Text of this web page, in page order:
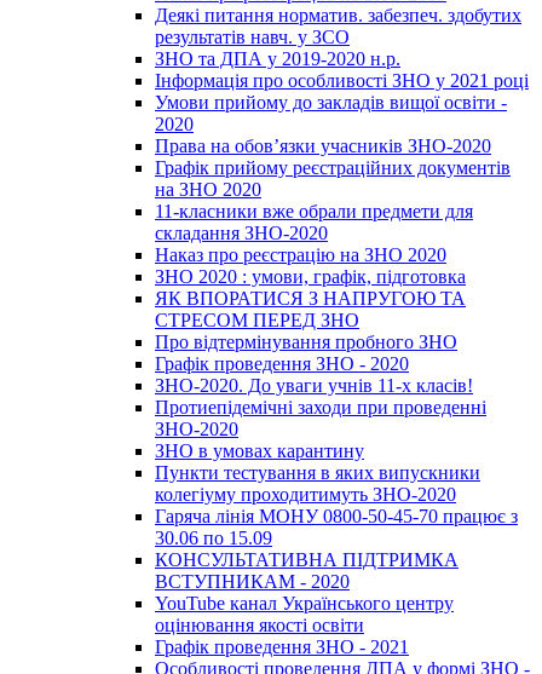
Деякі питання норматив. забезпеч. здобутих
результатів навч. у ЗСО
ЗНО та ДПА у 2019-2020 н.р.
Інформація про особливості ЗНО у 2021 році
Умови прийому до закладів вищої освіти -
2020
Права на обов’язки учасників ЗНО-2020
Графік прийому реєстраційних документів
на ЗНО 2020
11-класники вже обрали предмети для
складання ЗНО-2020
Наказ про реєстрацію на ЗНО 2020
ЗНО 2020 : умови, графік, підготовка
ЯК ВПОРАТИСЯ З НАПРУГОЮ ТА
СТРЕСОМ ПЕРЕД ЗНО
Про відтермінування пробного ЗНО
Графік проведення ЗНО - 2020
ЗНО-2020. До уваги учнів 11-х класів!
Протиепідемічні заходи при проведенні
ЗНО-2020
ЗНО в умовах карантину
Пункти тестування в яких випускники
колегіуму проходитимуть ЗНО-2020
Гаряча лінія МОНУ 0800-50-45-70 працює з
30.06 по 15.09
КОНСУЛЬТАТИВНА ПІДТРИМКА
ВСТУПНИКАМ - 2020
YouTube канал Українського центру
оцінювання якості освіти
Графік проведення ЗНО - 2021
Особливості проведення ДПА у формі ЗНО -